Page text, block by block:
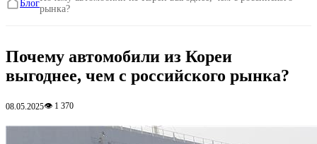
Блог
рынка?
Почему автомобили из Кореи
выгоднее, чем с российского рынка?
08.05.2025👁 1 370